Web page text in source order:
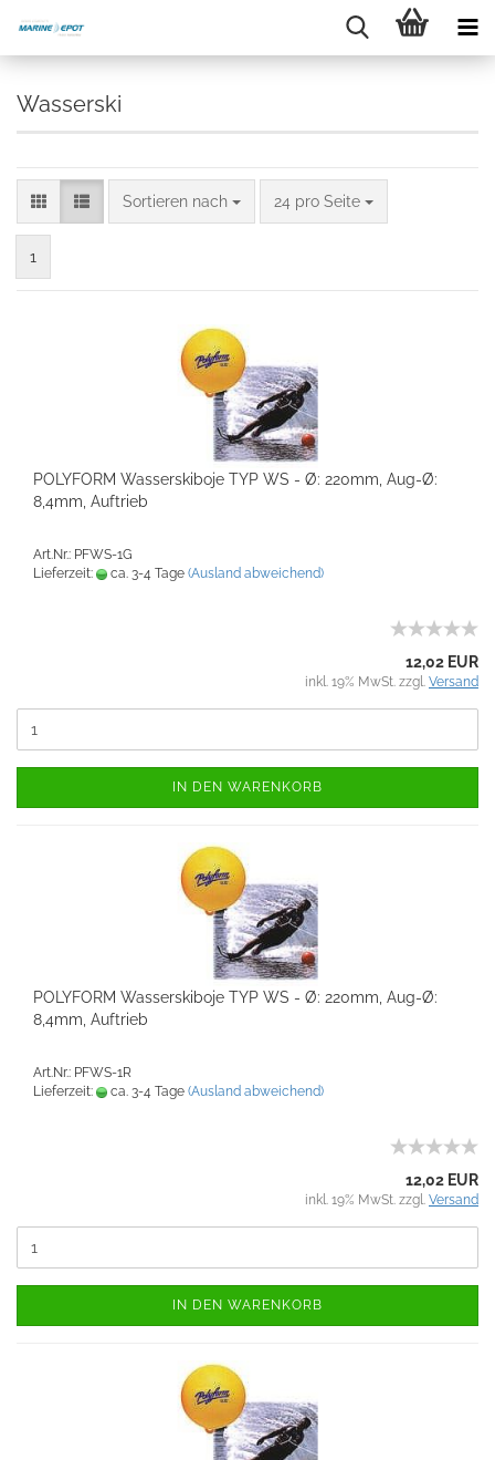
Wasserski
Sortieren nach 24 pro Seite
1
POLYFORM Wasserskiboje TYP WS - Ø: 220mm, Aug-Ø:
8,4mm, Auftrieb
Art.Nr.: PFWS-1G
Lieferzeit:
ca. 3-4 Tage (Ausland abweichend)
12,02 EUR
inkl. 19% MwSt. zzgl. Versand
IN DEN WARENKORB
POLYFORM Wasserskiboje TYP WS - Ø: 220mm, Aug-Ø:
8,4mm, Auftrieb
Art.Nr.: PFWS-1R
Lieferzeit:
ca. 3-4 Tage (Ausland abweichend)
12,02 EUR
inkl. 19% MwSt. zzgl. Versand
IN DEN WARENKORB